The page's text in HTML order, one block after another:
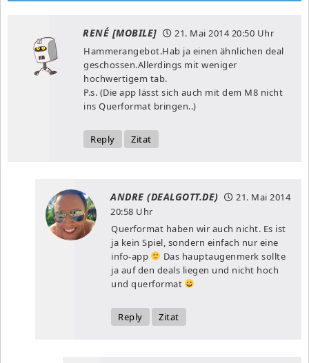
RENÉ [MOBILE] 21. Mai 201420:50 Uhr
Hammerangebot.Hab ja einen ähnlichen deal
geschossen.Allerdings mit weniger
hochwertigem tab.
P.s. (Die app lässt sich auch mit dem M8 nicht
ins Querformat bringen..)
Reply Zitat
ANDRE (DEALGOTT.DE)
21. Mai 2014
20:58 Uhr
Querformat haben wir auch nicht. Es ist
ja kein Spiel, sondern einfach nur eine
info-app
Das hauptaugenmerk sollte
ja auf den deals liegen und nicht hoch
und querformat
Reply Zitat